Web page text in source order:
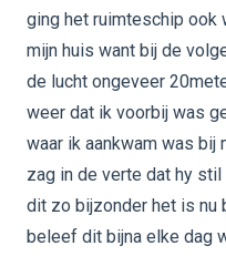
ging het ruimteschip ook
mijn huis want bij de
de lucht ongeveer
weer dat ik voorbij was
waar ik aankwam was bij
zag in de verte dat hy
dit zo bijzonder het is nu
beleef dit bijna elke dag